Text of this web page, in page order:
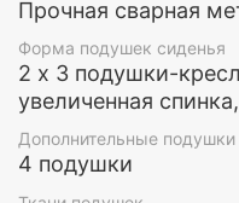
Прочная сварная
Форма подушек сиденья
2 х 3 подушки-
увеличенная
Дополнительные подушки
4 подушки